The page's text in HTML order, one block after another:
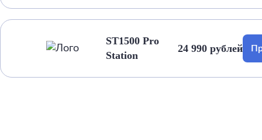
ST1500 Pro
Station
24 990 рублей